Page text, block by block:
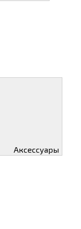
Аксессуары